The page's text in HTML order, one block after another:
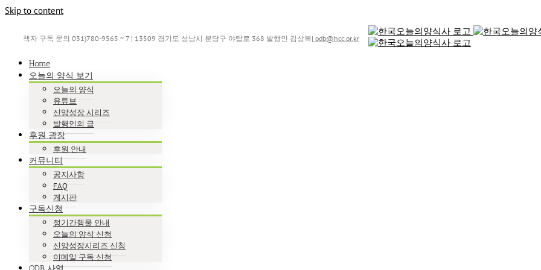
Skip to content
책자 구독 문의 031)780-9565 ~ 7 | 13509 경기도 성남시 분당구 야탑로 368 발행인 김상복| odb@hcc.or.kr
Home
오늘의 양식 보기
오늘의 양식
유튜브
신앙성장 시리즈
발행인의 글
후원 광장
후원 안내
커뮤니티
공지사항
FAQ
게시판
구독신청
정기간행물 안내
오늘의 양식 신청
신앙성장시리즈 신청
이메일 구독 신청